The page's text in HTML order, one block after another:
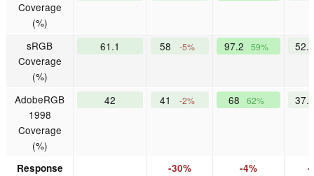
Coverage
(%)
sRGB
Coverage
(%)
61.1 58 -5% 97.2 59%
AdobeRGB
1998
Coverage
(%)
42 41 -2% 68 62%
Response
-30% -4% -